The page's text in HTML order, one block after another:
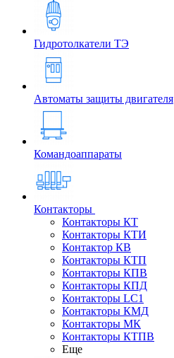
Гидротолкатели ТЭ
Автоматы защиты двигателя
Командоаппараты
Контакторы
Контакторы КТ
Контакторы КТИ
Контактор КВ
Контакторы КТП
Контакторы КПВ
Контакторы КПД
Контакторы LC1
Контакторы КМД
Контакторы МК
Контакторы КТПВ
Еще